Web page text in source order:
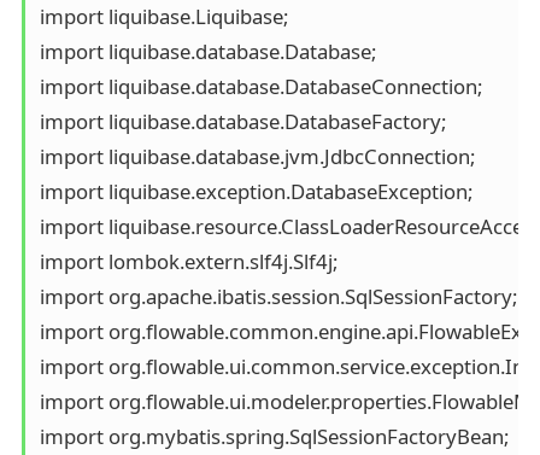
import liquibase.Liquibase;
import liquibase.database.Database;
import liquibase.database.DatabaseConnection;
import liquibase.database.DatabaseFactory;
import liquibase.database.jvm.JdbcConnection;
import liquibase.exception.DatabaseException;
import
import lombok.extern.slf4j.Slf4j;
import org.apache.ibatis.session.SqlSessionFactory;
import
import
import
import org.mybatis.spring.SqlSessionFactoryBean;